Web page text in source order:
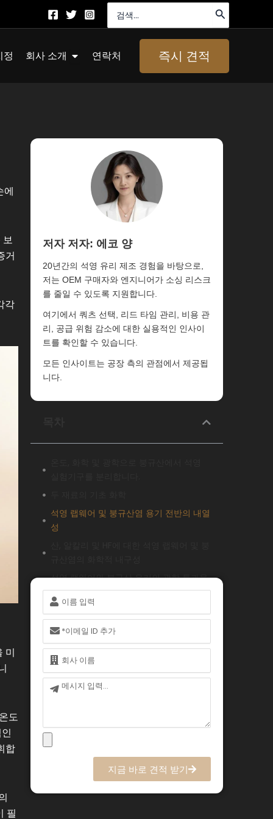
정 회사 소개 About Us 열기
연락처 즉시 견적
에
보
거
각
미
도
합
필
저자 저자: 에코 양
20년간의 석영 유리 제조 경험을 바탕으로,
저는 OEM 구매자와 엔지니어가 소싱 리스크
를 줄일 수 있도록 지원합니다.
여기에서 쿼츠 선택, 리드 타임 관리, 비용 관
리, 공급 위험 감소에 대한 실용적인 인사이
트를 확인할 수 있습니다.
모든 인사이트는 공장 측의 관점에서 제공됩
니다.
석영 랩웨어 및 붕규산염 용기 전반의 내열
성
석영 랩웨어와 붕규산 유리의 광학 투과율
비교
석영 랩웨어와 붕규산염의 기계적 특성 및
가공성 비교
쿼츠 랩웨어 또는 붕규산염을 과제와 일치
시키는 연구 애플리케이션
쿼츠 랩웨어 수명 주기 전반에 걸친 비용
효율성 평가
자주 묻는 질문
름
이
메
일
름
지금 바로 견적 받기